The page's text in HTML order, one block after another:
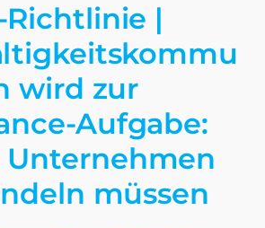
Richtlinie |
wird zur
Aufgabe:
müssen